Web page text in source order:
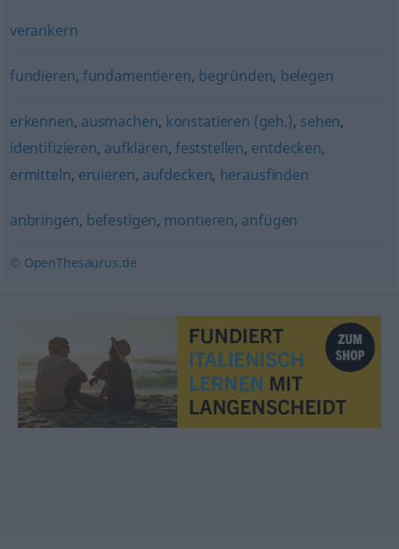
verankern
fundieren, fundamentieren, begründen, belegen
erkennen, ausmachen, konstatieren (geh.), sehen,
identifizieren, aufklären, feststellen, entdecken,
ermitteln, eruieren, aufdecken, herausfinden
anbringen, befestigen, montieren, anfügen
© OpenThesaurus.de